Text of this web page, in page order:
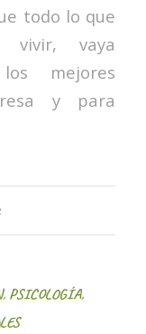
todo lo que
vaya
mejores
y para
, PSICOLOGÍA,